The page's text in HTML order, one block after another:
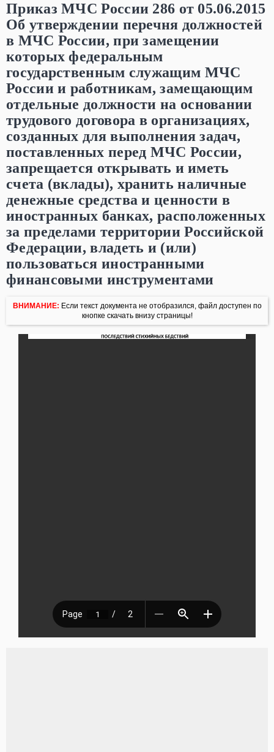
Приказ МЧС России 286 от 05.06.2015
Об утверждении перечня должностей
в МЧС России, при замещении
которых федеральным
государственным служащим МЧС
России и работникам, замещающим
отдельные должности на основании
трудового договора в организациях,
созданных для выполнения задач,
поставленных перед МЧС России,
запрещается открывать и иметь
счета (вклады), хранить наличные
денежные средства и ценности в
иностранных банках, расположенных
за пределами территории Российской
Федерации, владеть и (или)
пользоваться иностранными
финансовыми инструментами
ВНИМАНИЕ: Если текст документа не отобразился, файл доступен по
кнопке скачать внизу страницы!